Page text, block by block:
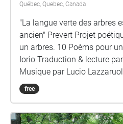
Québec, Quebec, Canada
"La langue verte des arbres
ancien" Prevert Projet poétique et collectif de lettres à
un arbres. 10 Poèms pour
Iorio Traduction & lecture
Musique par Lucio
Marilyne Bertoncini
free